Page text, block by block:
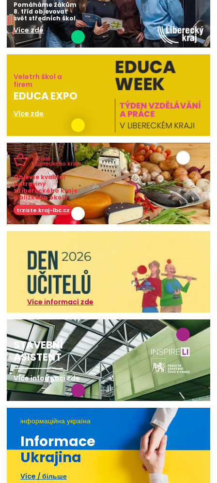
Pomáháme žákům
8. tříd objevovat
svět středních škol.
Více zde
Veletrh škol a
firem
EDUCA EXPO
Více zde
Objevte kvalitní
potraviny
z Libereckého kraje
a blízkého okolí!
trziste.kraj-lbc.cz
Více informací zde
STAVEBNÍ
ASISTENT
Více informací zde
інформаційна україна
Informace
Ukrajina
Více / більше